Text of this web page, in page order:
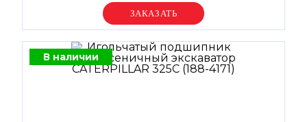
Уточняйте цену
В наличии